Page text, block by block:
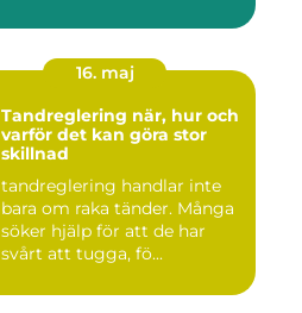
16. maj
Tandreglering när, hur och
varför det kan göra stor
skillnad
tandreglering handlar inte
bara om raka tänder. Många
söker hjälp för att de har
svårt att tugga, fö...